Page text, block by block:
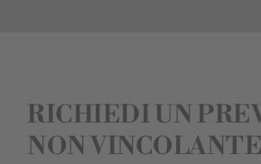
RICHIEDI UN
NON VINCOLANTE